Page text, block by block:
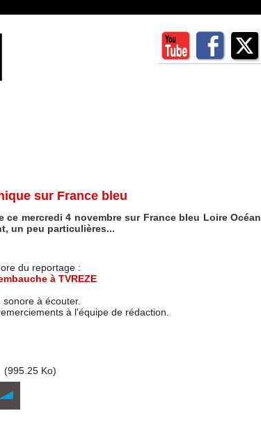
sur France bleu
ce mercredi 4 novembre sur France bleu Loire Océan
un peu particulières...
du reportage :
à TVREZE
sonore à écouter.
à l'équipe de rédaction.
(995.25 Ko)